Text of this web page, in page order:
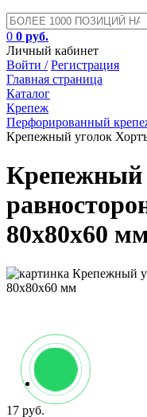
0 0 руб.
Личный кабинет
Войти / Регистрация
Главная страница
Каталог
Крепеж
Перфорированный
Крепежный уголок
Крепежный
80х80х60
17 руб.